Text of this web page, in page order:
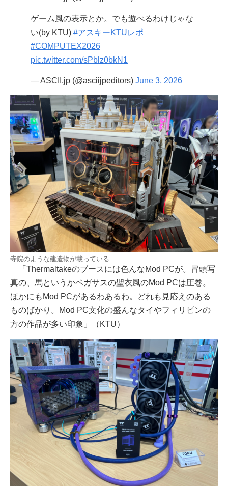
ゲーム風の表示とか。でも遊べるわけじゃな
い(by KTU) #アスキーKTUレポ
#COMPUTEX2026
pic.twitter.com/sPblz0bkN1
— ASCII.jp (@asciijpeditors) June 3, 2026
寺院のような建造物が載っている
「Thermaltakeのブースには色んなMod PCが。冒頭写
真の、馬というかペガサスの聖衣風のMod PCは圧巻。
ほかにもMod PCがあるわあるわ。どれも見応えのある
ものばかり。Mod PC文化の盛んなタイやフィリピンの
方の作品が多い印象」（KTU）